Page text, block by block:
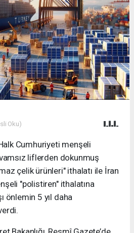
Oku)
Cumhuriyeti menşeli
liflerden dokunmuş
çelik ürünleri" ithalatı ile İran
"polistiren" ithalatına
önlemin 5 yıl daha